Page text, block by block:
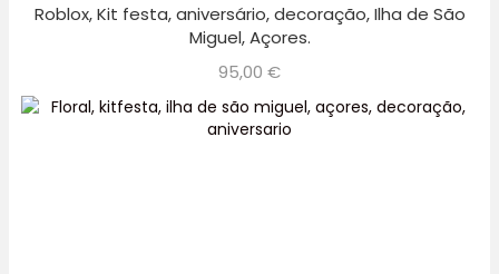
Roblox, Kit festa, aniversário, decoração, Ilha de São
Miguel, Açores.
95,00 €